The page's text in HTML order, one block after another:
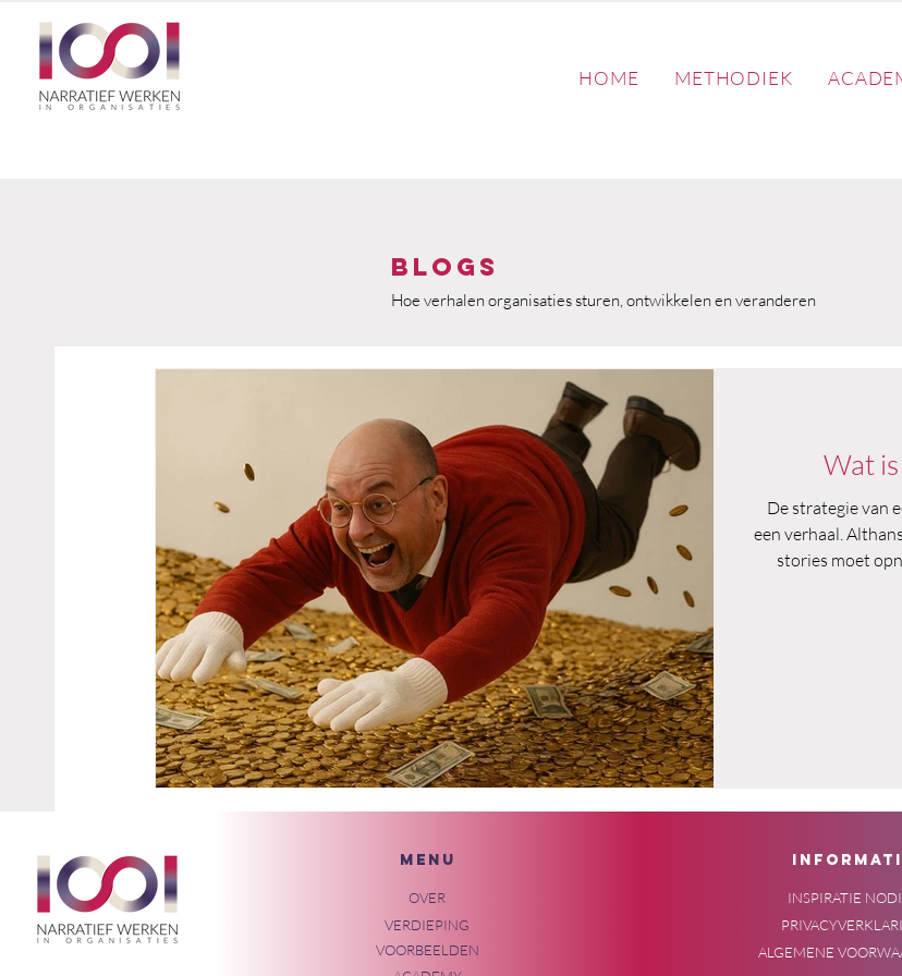
HOME METHODIEK
Blogs
Hoe verhalen organisaties sturen, ontwikkelen en veranderen
Wat
De strategie van
een verhaal.
stories moet
MENU
OVER
VERDIEPING
VOORBEELDEN
INSPIRATIE
ALGEMENE